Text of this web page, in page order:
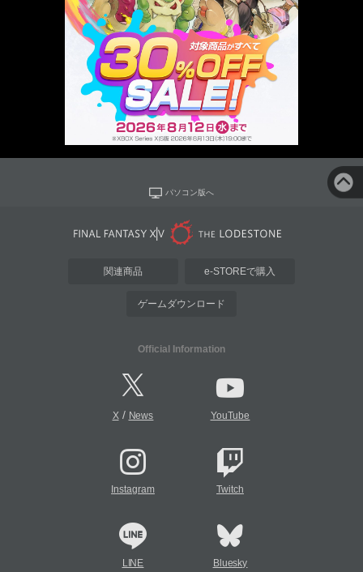
パソコン版へ
関連商品 e-STOREで購入
ゲームダウンロード
Official Information
X/ News YouTube
Instagram Twitch
LINE Bluesky